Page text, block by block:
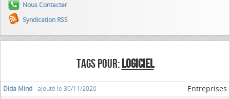
Nous Contacter
Syndication RSS
TAGS POUR: LOGICIEL
Dida Mind- ajouté le 30/11/2020 Entreprises